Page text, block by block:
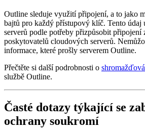
Outline sleduje využití připojení, a to jako
bajtů pro každý přístupový klíč. Tento údaj
serverů podle potřeby přizpůsobit připojení
poskytovatelů cloudových serverů.
informace, které prošly serverem Outline.
Přečtěte si další podrobnosti o
službě Outline.
Časté dotazy týkající se
ochrany soukromí